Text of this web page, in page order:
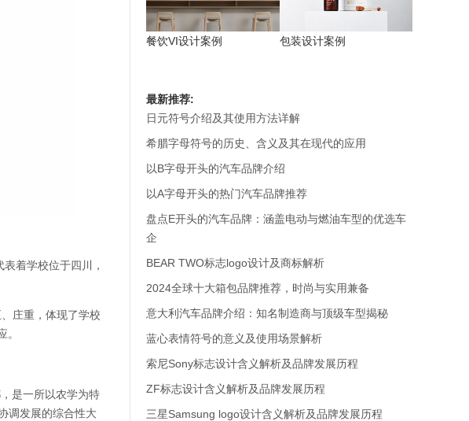
着学校位于四川，
庄重，体现了学校
是一所以农学为特
调发展的综合性大
餐饮VI设计案例 包装设计案例
最新推荐:
日元符号介绍及其使用方法详解
希腊字母符号的历史、含义及其在现代的应用
以B字母开头的汽车品牌介绍
以A字母开头的热门汽车品牌推荐
盘点E开头的汽车品牌：涵盖电动与燃油车型的优选车
企
BEAR TWO标志logo设计及商标解析
2024全球十大箱包品牌推荐，时尚与实用兼备
意大利汽车品牌介绍：知名制造商与顶级车型揭秘
蓝心表情符号的意义及使用场景解析
索尼Sony标志设计含义解析及品牌发展历程
ZF标志设计含义解析及品牌发展历程
三星Samsung logo设计含义解析及品牌发展历程